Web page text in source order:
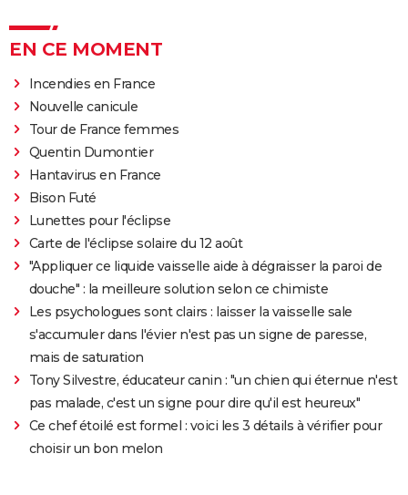
EN CE MOMENT
Incendies en France
Nouvelle canicule
Tour de France femmes
Quentin Dumontier
Hantavirus en France
Bison Futé
Lunettes pour l'éclipse
Carte de l'éclipse solaire du 12 août
"Appliquer ce liquide vaisselle aide à dégraisser la paroi de
douche" : la meilleure solution selon ce chimiste
Les psychologues sont clairs : laisser la vaisselle sale
s'accumuler dans l'évier n'est pas un signe de paresse,
mais de saturation
Tony Silvestre, éducateur canin : "un chien qui éternue n'est
pas malade, c'est un signe pour dire qu'il est heureux"
Ce chef étoilé est formel : voici les 3 détails à vérifier pour
choisir un bon melon